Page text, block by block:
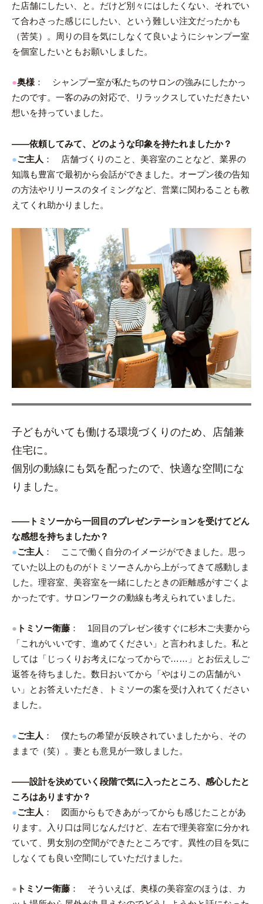
た店舗にしたい、と。だけど別々にはしたくない、それでい
て合わさった感じにしたい、という難しい注文だったかも
（苦笑）。周りの目を気にしなくて良いようにシャンプー室
を個室したいともお願いしました。
●奥様： シャンプー室が私たちのサロンの強みにしたかっ
たのです。一客のみの対応で、リラックスしていただきたい
想いを持っていました。
――依頼してみて、どのような印象を持たれましたか？
●ご主人 ： 店舗づくりのこと、美容室のことなど、業界の
知識も豊富で最初から会話ができました。オープン後の告知
の方法やリリースのタイミングなど、営業に関わることも教
えてくれ助かりました。
子どもがいても働ける環境づくりのため、店舗兼
住宅に。
個別の動線にも気を配ったので、快適な空間にな
りました。
――トミソーから一回目のプレゼンテーションを受けてどん
な感想を持ちましたか？
●ご主人 ： ここで働く自分のイメージができました。思っ
ていた以上のものがトミソーさんから上がってきて感動しま
した。理容室、美容室を一緒にしたときの距離感がすごくよ
かったです。サロンワークの動線も考えられていました。
● トミソー衛藤 ： 1回目のプレゼン後すぐに杉木ご夫妻から
「これがいいです、進めてください」と言われました。私と
しては「じっくりお考えになってからで……」とお伝えしご
返答を待ちました。数日おいてから「やはりこの店舗がい
い」とお答えいただき、トミソーの案を受け入れてください
ました。
●ご主人 ： 僕たちの希望が反映されていましたから、その
ままで（笑）。妻とも意見が一致しました。
――設計を決めていく段階で気に入ったところ、感心したと
ころはありますか？
●ご主人 ： 図面からもできあがってからも感じたことがあ
ります。入り口は同じなんだけど、左右で理美容室に分かれ
ていて、男女別の空間ができたところです。異性の目を気に
しなくても良い空間にしていただけました。
● トミソー衛藤 ： そういえば、奥様の美容室のほうは、カ